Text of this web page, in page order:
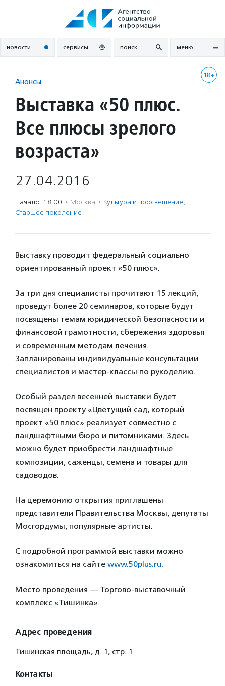
новости сервисы поиск меню
18+
Анонсы
Выставка «50 плюс.
Все плюсы зрелого
возраста»
27.04.2016
Начало: 18:00 · Москва · Культура и просвещение,
Старшее поколение
Выставку проводит федеральный социально
ориентированный проект «50 плюс».
За три дня специалисты прочитают 15 лекций,
проведут более 20 семинаров, которые будут
посвящены темам юридической безопасности и
финансовой грамотности, сбережения здоровья
и современным методам лечения.
Запланированы индивидуальные консультации
специалистов и мастер-классы по рукоделию.
Особый раздел весенней выставки будет
посвящен проекту «Цветущий сад, который
проект «50 плюс» реализует совместно с
ландшафтными бюро и питомниками. Здесь
можно будет приобрести ландшафтные
композиции, саженцы, семена и товары для
садоводов.
На церемонию открытия приглашены
представители Правительства Москвы, депутаты
Мосгордумы, популярные артисты.
С подробной программой выставки можно
ознакомиться на сайте www.50plus.ru.
Место проведения — Торгово-выставочный
комплекс «Тишинка».
Адрес проведения
Тишинская площадь, д. 1, стр. 1
Контакты